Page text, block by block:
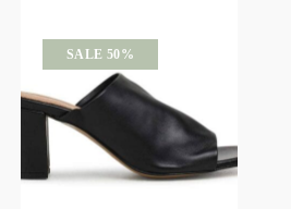
SALE 50%